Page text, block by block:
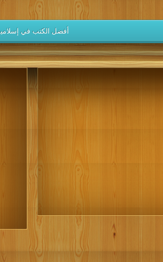
كتب 1926 كتب 1925 كتب
كتب 1918 كتب 1917 كتب 1916 كتب
كتب 1909 كتب 1908 كتب 1907 كتب
كتب 1900
أفضل الكتب في